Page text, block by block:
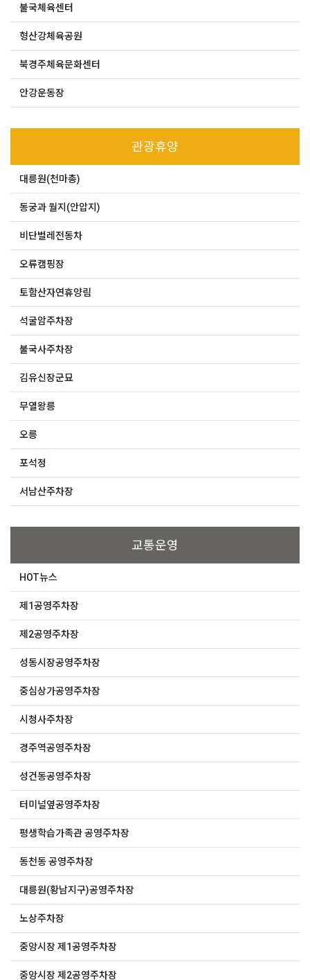
불국체육센터
형산강체육공원
북경주체육문화센터
안강운동장
관광휴양
대릉원(천마총)
동궁과 월지(안압지)
비단벌레전동차
오류캠핑장
토함산자연휴양림
석굴암주차장
불국사주차장
김유신장군묘
무열왕릉
오릉
포석정
서남산주차장
교통운영
HOT뉴스
제1공영주차장
제2공영주차장
성동시장공영주차장
중심상가공영주차장
시청사주차장
경주역공영주차장
성건동공영주차장
터미널옆공영주차장
평생학습가족관 공영주차장
동천동 공영주차장
대릉원(황남지구)공영주차장
노상주차장
중앙시장 제1공영주차장
중앙시장 제2공영주차장